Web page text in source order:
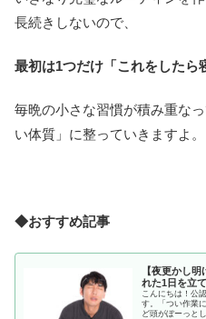
長続きしないので、
最初は1つだけ「これをしたら
毎晩の小さな習慣が積み重な
い体質」に整っていきますよ。
◆おすすめ記事
【夜更かし
れた1日を立
こんにちは！公
す。「つい作業
ど頭がぼーっと